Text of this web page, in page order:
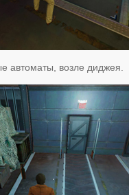
автоматы, возле диджея.